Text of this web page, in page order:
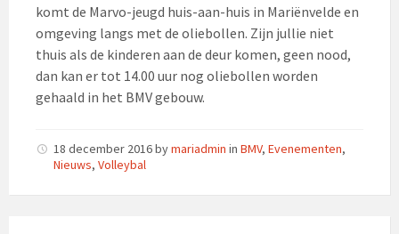
komt de Marvo-jeugd huis-aan-huis in Mariënvelde en
omgeving langs met de oliebollen. Zijn jullie niet
thuis als de kinderen aan de deur komen, geen nood,
dan kan er tot 14.00 uur nog oliebollen worden
gehaald in het BMV gebouw.
18 december 2016bymariadmin in BMV, Evenementen,
Nieuws, Volleybal